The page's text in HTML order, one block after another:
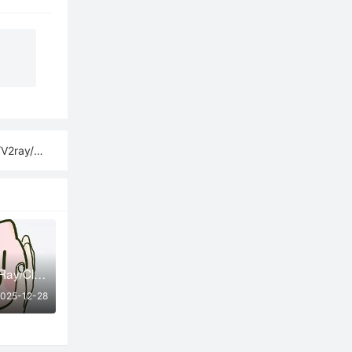
阅链接
12月28日SSR/V2Ray/Clash订阅合集 | 34条可用免费节点
12-28